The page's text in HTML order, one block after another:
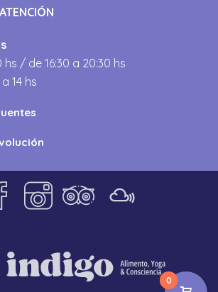
hs / de 16:30 a 20:30 hs
14 hs
0